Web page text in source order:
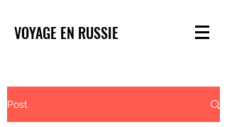
VOYAGE EN RUSSIE
Post